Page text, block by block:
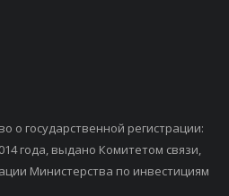
о государственной регистрации:
года, выдано Комитетом связи,
Министерства по инвестициям